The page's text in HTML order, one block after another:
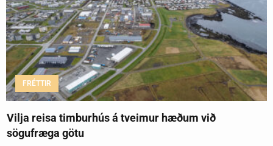
FRÉTTIR
Vilja reisa timburhús á tveimur hæðum við
sögufræga götu